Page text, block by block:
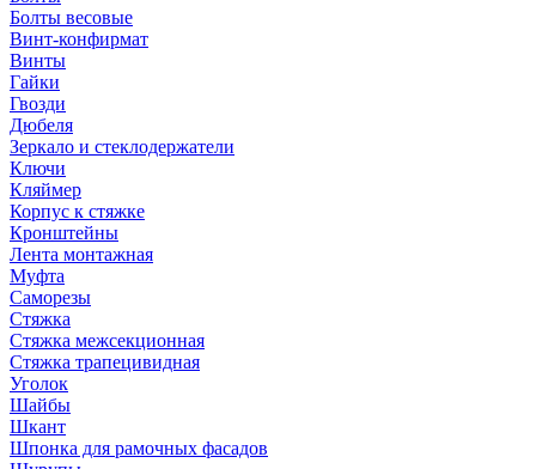
Болты весовые
Винт-конфирмат
Винты
Гайки
Гвозди
Дюбеля
Зеркало и стеклодержатели
Ключи
Кляймер
Корпус к стяжке
Кронштейны
Лента монтажная
Муфта
Саморезы
Стяжка
Стяжка межсекционная
Стяжка трапецивидная
Уголок
Шайбы
Шкант
Шпонка для рамочных фасадов